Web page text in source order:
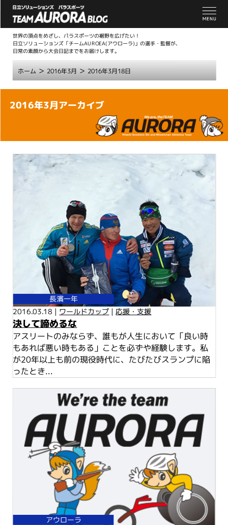
世界の頂点をめざし、パラスポーツの裾野を広げたい！
日立ソリューションズ「チームAUROEA(アウローラ)」の選手・監督が、
日常の素顔から大会日記までをお届けします。
ホーム> 2016年3月 > 2016年3月18日
本
2016年3月アーカイブ
長濱一年
2016.03.18 | ワールドカップ | 応援・支援
決して諦めるな
アスリートのみならず、誰もが人生において「良い時
もあれば悪い時もある」ことを必ずや経験します。私
が20年以上も前の現役時代に、たびたびスランプに陥
ったとき...
アウローラ